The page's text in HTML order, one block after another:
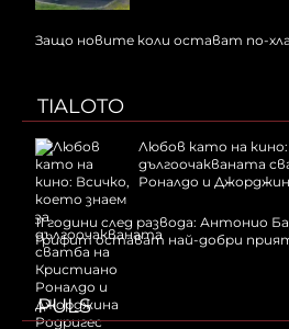
Защо новите коли остават по-
TIALOTO
Любов като на кино:
дългоочакваната
Роналдо и
11 години след развода: Антонио
Грифит остават най-добри
PULS